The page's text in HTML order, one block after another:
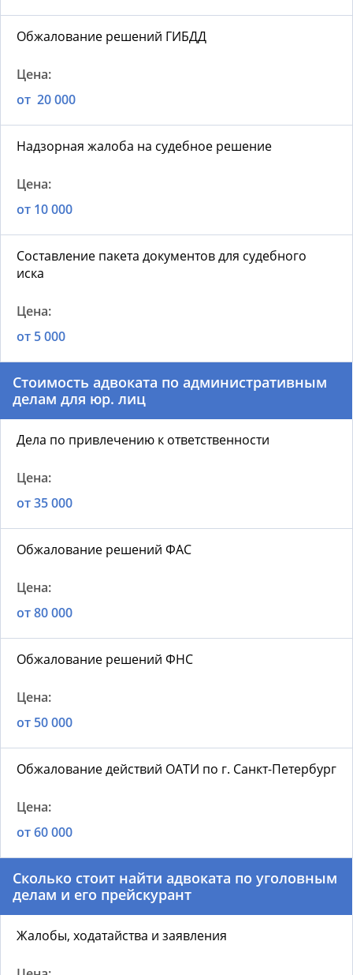
Обжалование решений ГИБДД
от 20 000
Надзорная жалоба на судебное решение
от 10 000
Составление пакета документов для судебного
иска
от 5 000
Стоимость адвоката по административным
делам для юр. лиц
Дела по привлечению к ответственности
от 35 000
Обжалование решений ФАС
от 80 000
Обжалование решений ФНС
от 50 000
Обжалование действий ОАТИ по г. Санкт-Петербург
от 60 000
Сколько стоит найти адвоката по уголовным
делам и его прейскурант
Жалобы, ходатайства и заявления